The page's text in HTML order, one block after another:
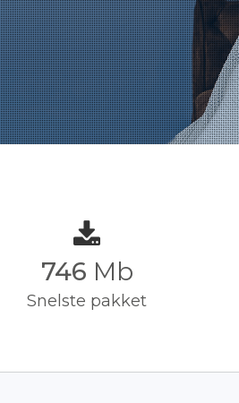
750 Mb
Snelste pakket